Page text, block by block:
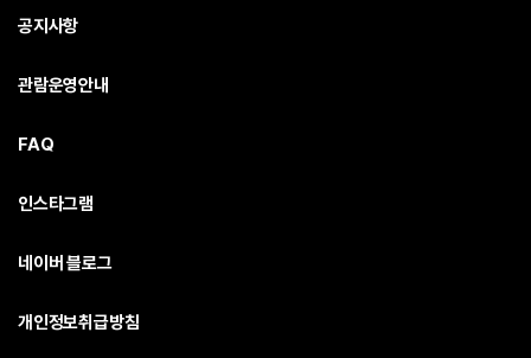
공지사항
관람운영안내
FAQ
인스타그램
네이버 블로그
개인정보취급방침